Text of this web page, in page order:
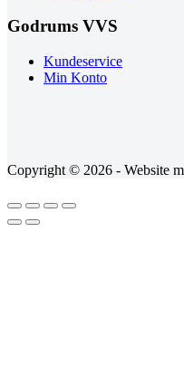
Godrums VVS
Kundeservice
Min Konto
Copyright © 2026 - Website